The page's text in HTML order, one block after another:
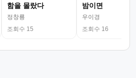
함을 몰랐다
정창룡
조회수 15
밤이면
우이경
조회수 16